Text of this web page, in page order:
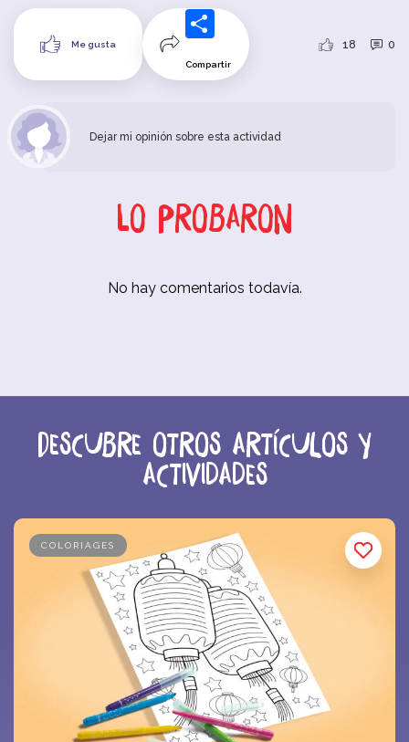
Me gusta
Compartir
18 0
Dejar mi opinión sobre esta actividad
Lo probaron
No hay comentarios todavía.
Descubre otros artículos y
actividades
COLORIAGES